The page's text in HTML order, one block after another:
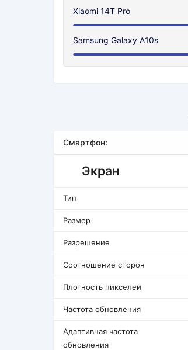
Xiaomi 14T Pro
Samsung Galaxy A10s
Смартфон:
Экран
Тип
Размер
Разрешение
Соотношение сторон
Плотность пикселей
Частота обновления
Адаптивная частота
обновления